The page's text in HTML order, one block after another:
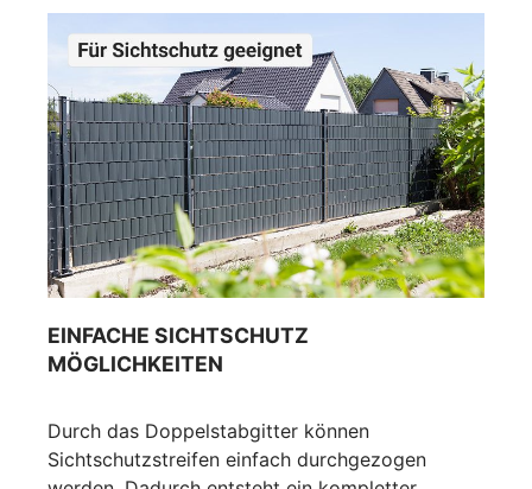
EINFACHE SICHTSCHUTZ
MÖGLICHKEITEN
Durch das Doppelstabgitter können
Sichtschutzstreifen einfach durchgezogen